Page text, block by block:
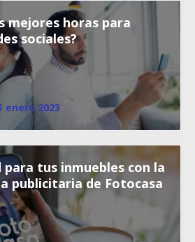
mejores horas para
sociales?
enero 2023
para tus inmuebles con la
publicitaria de Fotocasa